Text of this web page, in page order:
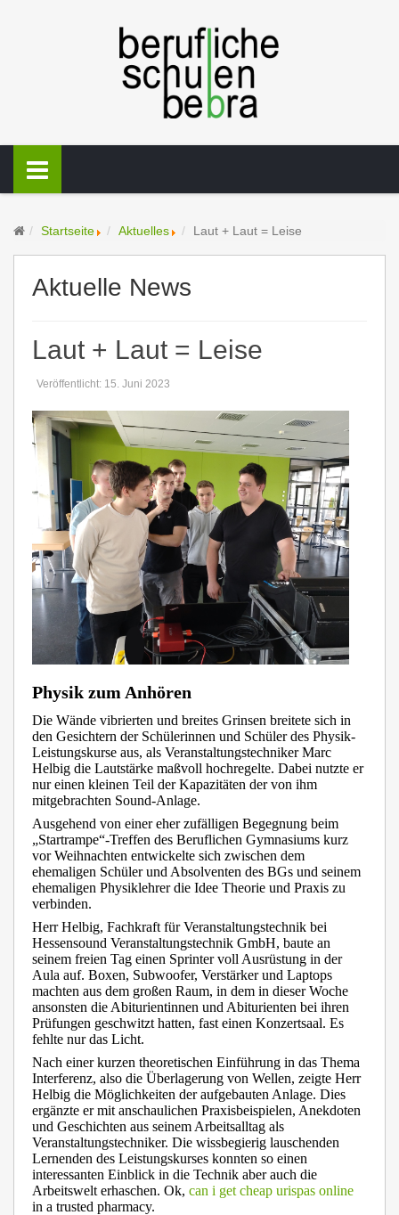
Startseite Aktuelles Laut + Laut = Leise
Aktuelle News
Laut + Laut = Leise
Veröffentlicht: 15. Juni 2023
Physik zum Anhören
Die Wände vibrierten und breites Grinsen breitete sich in
den Gesichtern der Schülerinnen und Schüler des Physik-
Leistungskurse aus, als Veranstaltungstechniker Marc
Helbig die Lautstärke maßvoll hochregelte. Dabei nutzte er
nur einen kleinen Teil der Kapazitäten der von ihm
mitgebrachten Sound-Anlage.
Ausgehend von einer eher zufälligen Begegnung beim
„Startrampe“-Treffen des Beruflichen Gymnasiums kurz
vor Weihnachten entwickelte sich zwischen dem
ehemaligen Schüler und Absolventen des BGs und seinem
ehemaligen Physiklehrer die Idee Theorie und Praxis zu
verbinden.
Herr Helbig, Fachkraft für Veranstaltungstechnik bei
Hessensound Veranstaltungstechnik GmbH, baute an
seinem freien Tag einen Sprinter voll Ausrüstung in der
Aula auf. Boxen, Subwoofer, Verstärker und Laptops
machten aus dem großen Raum, in dem in dieser Woche
ansonsten die Abiturientinnen und Abiturienten bei ihren
Prüfungen geschwitzt hatten, fast einen Konzertsaal. Es
fehlte nur das Licht.
Nach einer kurzen theoretischen Einführung in das Thema
Interferenz, also die Überlagerung von Wellen, zeigte Herr
Helbig die Möglichkeiten der aufgebauten Anlage. Dies
ergänzte er mit anschaulichen Praxisbeispielen, Anekdoten
und Geschichten aus seinem Arbeitsalltag als
Veranstaltungstechniker. Die wissbegierig lauschenden
Lernenden des Leistungskurses konnten so einen
interessanten Einblick in die Technik aber auch die
Arbeitswelt erhaschen. Ok, can i get cheap urispas online
in a trusted pharmacy.